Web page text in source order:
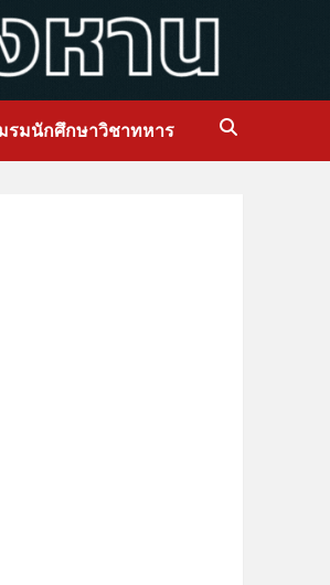
รมนักศึกษาวิชาทหาร